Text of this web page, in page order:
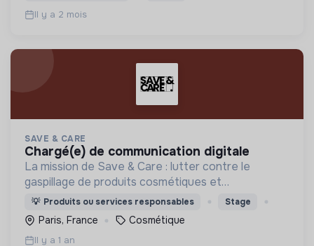
Il y a 2 mois
SAVE & CARE
chargé(e) de communication digitale
La mission de Save & Care : lutter contre le
gaspillage de produits cosmétiques et
démocratiser l'accès aux soins de qualité 🌱
💡 Produits ou services responsables Stage
Paris, France Cosmétique
Il y a 1 an